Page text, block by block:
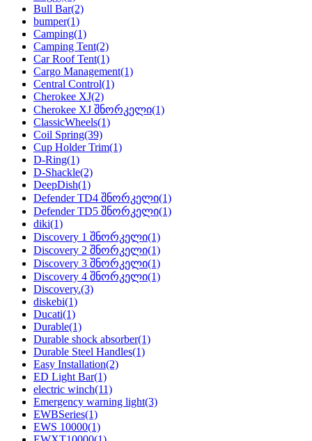
Bull Bar(2)
bumper(1)
Camping(1)
Camping Tent(2)
Car Roof Tent(1)
Cargo Management(1)
Central Control(1)
Cherokee XJ(2)
Cherokee XJ შნორკელი(1)
ClassicWheels(1)
Coil Spring(39)
Cup Holder Trim(1)
D-Ring(1)
D-Shackle(2)
DeepDish(1)
Defender TD4 შნორკელი(1)
Defender TD5 შნორკელი(1)
diki(1)
Discovery 1 შნორკელი(1)
Discovery 2 შნორკელი(1)
Discovery 3 შნორკელი(1)
Discovery 4 შნორკელი(1)
Discovery.(3)
diskebi(1)
Ducati(1)
Durable(1)
Durable shock absorber(1)
Durable Steel Handles(1)
Easy Installation(2)
ED Light Bar(1)
electric winch(11)
Emergency warning light(3)
EWBSeries(1)
EWS 10000(1)